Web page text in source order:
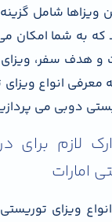
ویزاها شامل
به شما امکان
و هدف سفر، ویزای
معرفی انواع
دوبی می
لازم برای
امارات
ویزای توریستی